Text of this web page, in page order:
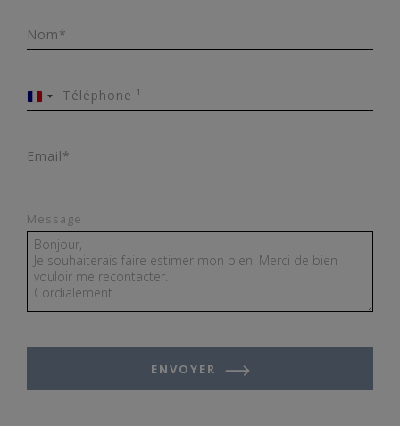
Nom*
France
+33
Téléphone ¹
Email*
Message
ENVOYER